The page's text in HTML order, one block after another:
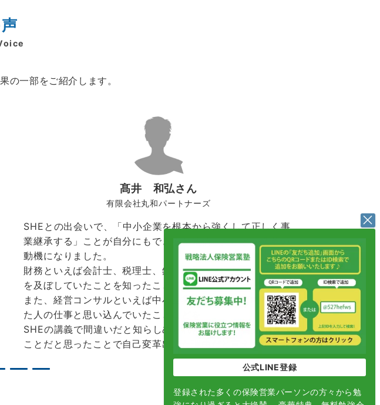
の一部をご紹介します。
髙井 和弘さん
有限会社丸和パートナーズ
SHEとの出会いで、「中小企業を根本から強くして正しく事
業継承する」ことが自分にもできると確信したことが変革の
動機になりました。
財務といえば会計士、税理士、銀行と思っていたのに逆に害
を及ぼしていたことを知ったこと、
また、経営コンサルといえば中小企業診断士など資格を持っ
た人の仕事と思い込んでいたことなどを
SHEの講義で間違いだと知らしめられたことで、自分がやる
ことだと思ったことで自己変革出来た理由だと言えます。
4 5 公式LINE登録
登録された多くの保険営業パーソンの方々から勉